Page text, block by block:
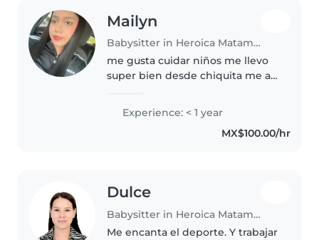
Mailyn
Babysitter in Heroica Matamoros
me gusta cuidar niños me llevo
super bien desde chiquita me a
mamá y mi hermano solos
somos 3 en casa y soy muy
acomedida me gusta ayudar y
Experience: < 1 year
MX$100.00/hr
Dulce
Babysitter in Heroica Matamoros
Me encanta el deporte. Y trabajar